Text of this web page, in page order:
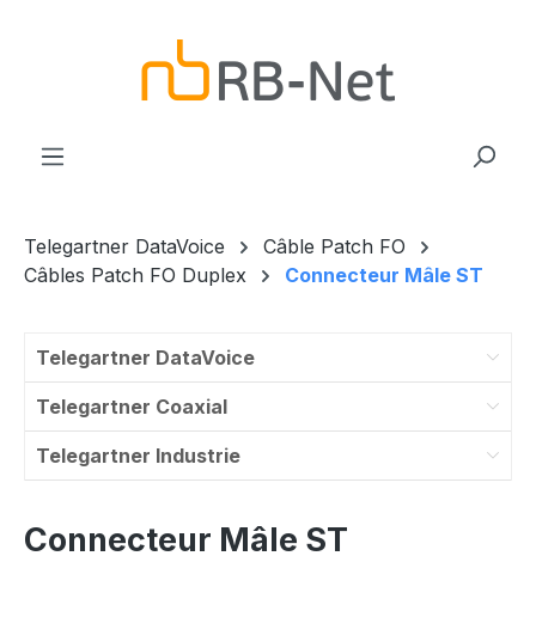
Telegartner DataVoice
Câble Patch FO
Câbles Patch FO Duplex
Connecteur Mâle ST
Telegartner DataVoice
Telegartner Coaxial
Telegartner Industrie
Connecteur Mâle ST